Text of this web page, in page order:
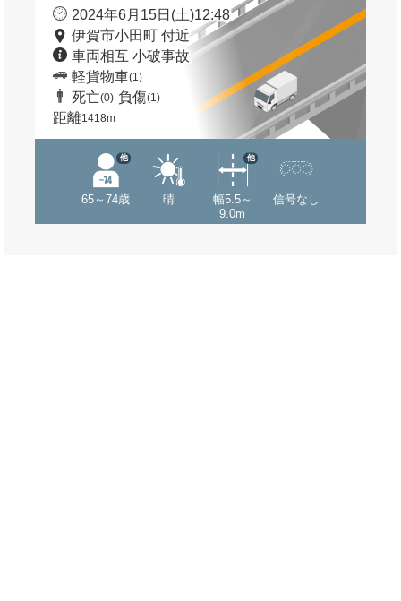
2024年6月15日(土)12:48
伊賀市小田町 付近
車両相互 小破事故
軽貨物車(1)
死亡(0) 負傷(1)
距離1418m
65～74歳
他
晴
幅5.5～
9.0m
他
信号なし